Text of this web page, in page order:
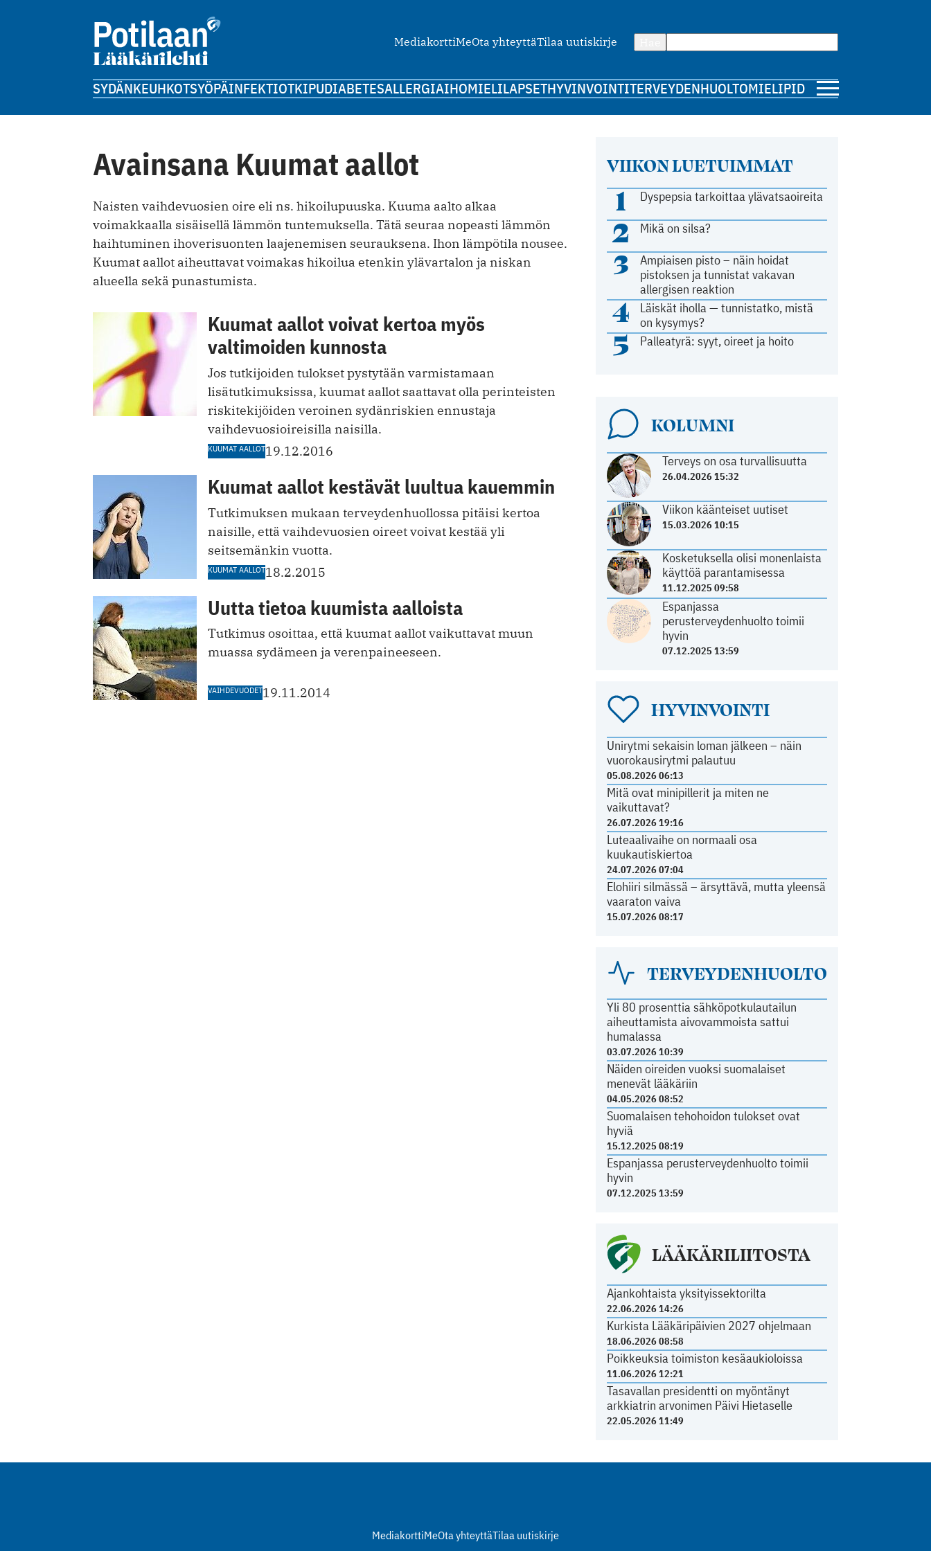
MediakorttiMeOta yhteyttäTilaa uutiskirje
SYDÄNKEUHKOTSYÖPÄINFEKTIOTKIPUDIABETESALLERGIAIHOMIELILAPSETHYVINVOINTITERVEYDENHUOLTOMIELIPIDE
Avainsana Kuumat aallot
Naisten vaihdevuosien oire eli ns. hikoilupuuska. Kuuma aalto alkaa
voimakkaalla sisäisellä lämmön tuntemuksella. Tätä seuraa nopeasti lämmön
haihtuminen ihoverisuonten laajenemisen seurauksena. Ihon lämpötila nousee.
Kuumat aallot aiheuttavat voimakas hikoilua etenkin ylävartalon ja niskan
alueella sekä punastumista.
Kuumat aallot voivat kertoa myös
valtimoiden kunnosta
Jos tutkijoiden tulokset pystytään varmistamaan
lisätutkimuksissa, kuumat aallot saattavat olla perinteisten
riskitekijöiden veroinen sydänriskien ennustaja
vaihdevuosioireisilla naisilla.
KUUMAT AALLOT19.12.2016
Kuumat aallot kestävät luultua kauemmin
Tutkimuksen mukaan terveydenhuollossa pitäisi kertoa
naisille, että vaihdevuosien oireet voivat kestää yli
seitsemänkin vuotta.
KUUMAT AALLOT18.2.2015
Uutta tietoa kuumista aalloista
Tutkimus osoittaa, että kuumat aallot vaikuttavat muun
muassa sydämeen ja verenpaineeseen.
VAIHDEVUODET19.11.2014
VIIKON LUETUIMMAT
1 Dyspepsia tarkoittaa ylävatsaoireita
2 Mikä on silsa?
3
Ampiaisen pisto – näin hoidat
pistoksen ja tunnistat vakavan
allergisen reaktion
4
Läiskät iholla — tunnistatko, mistä
on kysymys?
5 Palleatyrä: syyt, oireet ja hoito
KOLUMNI
Terveys on osa turvallisuutta
26.04.2026 15:32
Viikon käänteiset uutiset
15.03.2026 10:15
Kosketuksella olisi monenlaista
käyttöä parantamisessa
11.12.2025 09:58
Espanjassa
perusterveydenhuolto toimii
hyvin
07.12.2025 13:59
HYVINVOINTI
Unirytmi sekaisin loman jälkeen – näin
vuorokausirytmi palautuu
05.08.2026 06:13
Mitä ovat minipillerit ja miten ne
vaikuttavat?
26.07.2026 19:16
Luteaalivaihe on normaali osa
kuukautiskiertoa
24.07.2026 07:04
Elohiiri silmässä – ärsyttävä, mutta yleensä
vaaraton vaiva
15.07.2026 08:17
TERVEYDENHUOLTO
Yli 80 prosenttia sähköpotkulautailun
aiheuttamista aivovammoista sattui
humalassa
03.07.2026 10:39
Näiden oireiden vuoksi suomalaiset
menevät lääkäriin
04.05.2026 08:52
Suomalaisen tehohoidon tulokset ovat
hyviä
15.12.2025 08:19
Espanjassa perusterveydenhuolto toimii
hyvin
07.12.2025 13:59
LÄÄKÄRILIITOSTA
Ajankohtaista yksityissektorilta
22.06.2026 14:26
Kurkista Lääkäripäivien 2027 ohjelmaan
18.06.2026 08:58
Poikkeuksia toimiston kesäaukioloissa
11.06.2026 12:21
Tasavallan presidentti on myöntänyt
arkkiatrin arvonimen Päivi Hietaselle
22.05.2026 11:49
MediakorttiMeOta yhteyttäTilaa uutiskirje